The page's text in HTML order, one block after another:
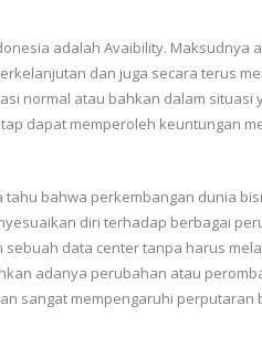
adalah Avaibility. Maksudnya
dan juga secara terus
normal atau bahkan dalam situasi
dapat memperoleh keuntungan
tahu bahwa perkembangan dunia
diri terhadap berbagai
data center tanpa harus
adanya perubahan atau
sangat mempengaruhi perputaran